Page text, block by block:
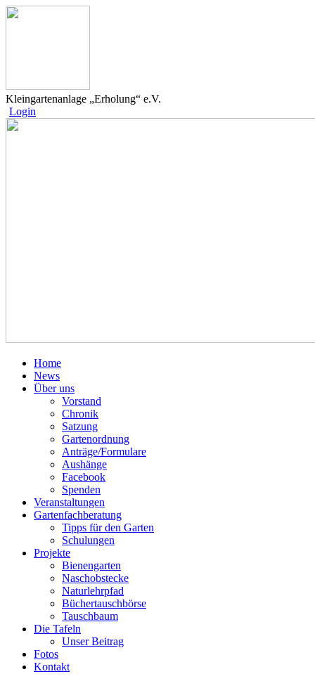
Kleingartenanlage „Erholung“ e.V.
Login
Home
News
Über uns
Vorstand
Chronik
Satzung
Gartenordnung
Anträge/Formulare
Aushänge
Facebook
Spenden
Veranstaltungen
Gartenfachberatung
Tipps für den Garten
Schulungen
Projekte
Bienengarten
Naschobstecke
Naturlehrpfad
Büchertauschbörse
Tauschbaum
Die Tafeln
Unser Beitrag
Fotos
Kontakt